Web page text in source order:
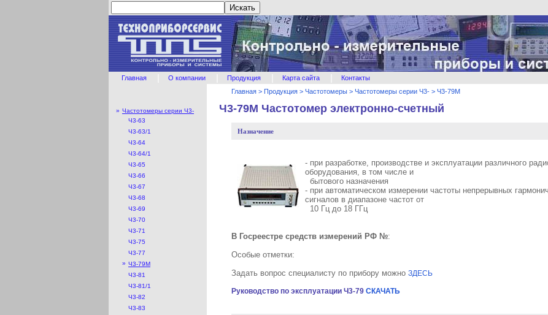
Главная О компании Продукция Карта сайта Контакты
» Частотомеры серии Ч3-
Ч3-63
Ч3-63/1
Ч3-64
Ч3-64/1
Ч3-65
Ч3-66
Ч3-67
Ч3-68
Ч3-69
Ч3-70
Ч3-71
Ч3-75
Ч3-77
» Ч3-79М
Ч3-81
Ч3-81/1
Ч3-82
Ч3-83
Главная > Продукция > Частотомеры > Частотомеры серии Ч3- > Ч3-79М
Ч3-79М Частотомер электронно-счетный
Назначение
- при разработке, производстве и эксплуатации различного
оборудования, в том числе и
бытового назначения
- при автоматическом измерении частоты непрерывных
сигналов в диапазоне частот от
10 Гц до 18 ГГц
В Госреестре средств измерений РФ №:
Особые отметки:
Задать вопрос специалисту по прибору можно ЗДЕСЬ
Руководство по эксплуатации Ч3-79 СКАЧАТЬ